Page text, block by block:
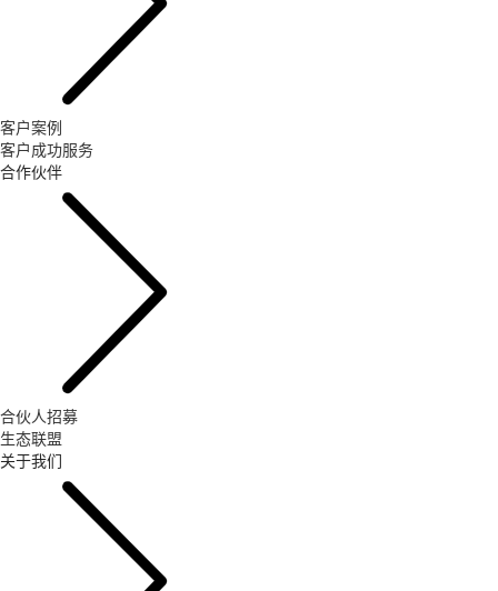
客户案例
客户成功服务
合作伙伴
合伙人招募
生态联盟
关于我们